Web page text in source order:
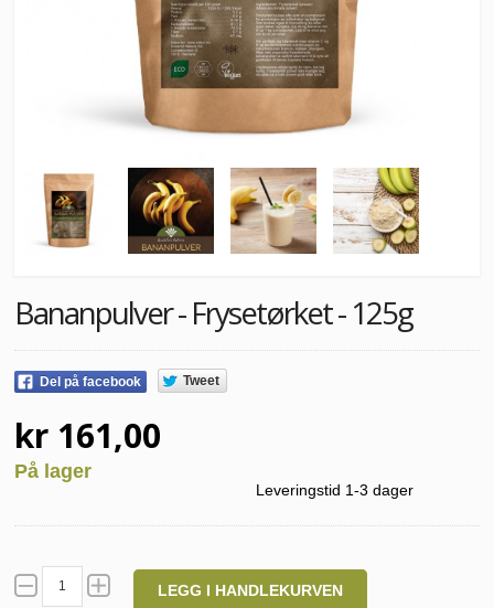
Bananpulver - Frysetørket - 125g
Del på facebook Tweet
kr 161,00
På lager
Leveringstid 1-3 dager
LEGG I HANDLEKURVEN